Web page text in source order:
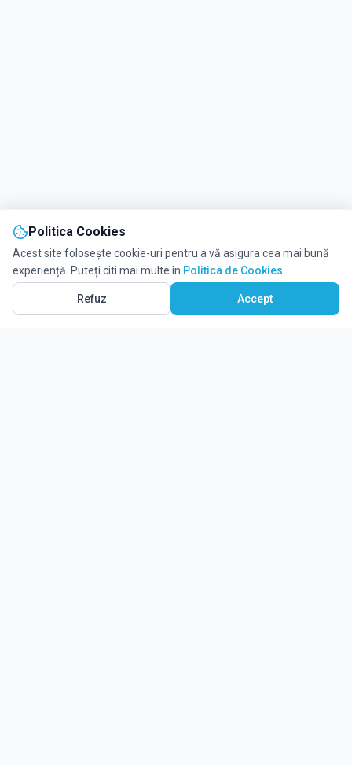
Politica Cookies
Acest site folosește cookie-uri pentru a vă asigura cea mai bună
experiență. Puteți citi mai multe în Politica de Cookies
Refuz Accept